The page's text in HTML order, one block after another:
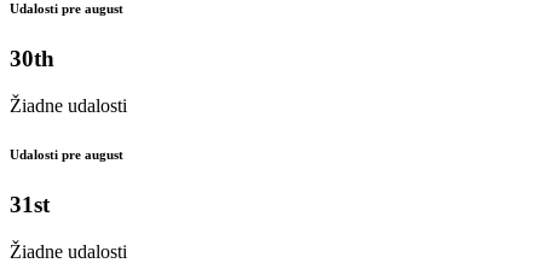
Udalosti pre august
30th
Žiadne udalosti
Udalosti pre august
31st
Žiadne udalosti